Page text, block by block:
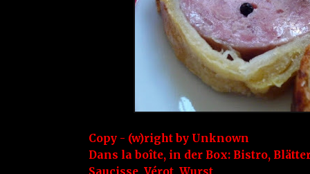
Copy - (w)right by Unknown
Dans la boîte, in der Box: Bistro,